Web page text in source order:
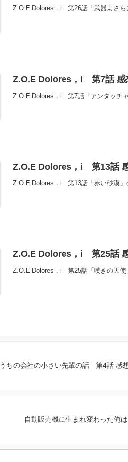
Z.O.E Dolores，i 第26話「武器よさら
Z.O.E Dolores，i 第7話 感
Z.O.E Dolores，i 第7話「アンタッチ
Z.O.E Dolores，i 第13話
Z.O.E Dolores，i 第13話「赤い砂漠」
Z.O.E Dolores，i 第25話
Z.O.E Dolores，i 第25話「嘆きの天使
うちの会社の小さい先輩の話 第4話 感
自動販売機に生まれ変わった俺